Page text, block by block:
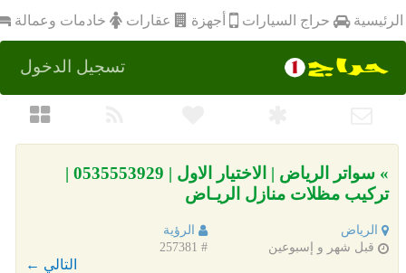
الرئيسية حراج السيارات أجهزة عقارات خادمات وعمالة
تسجيل الدخول
» سواتر الرياض | الاختيار الاول | 0535553929 |
تركيب مظلات منازل الريـاض
الرؤية
الرياض
# 257381
قبل شهر و إسبوعين
التالي ←